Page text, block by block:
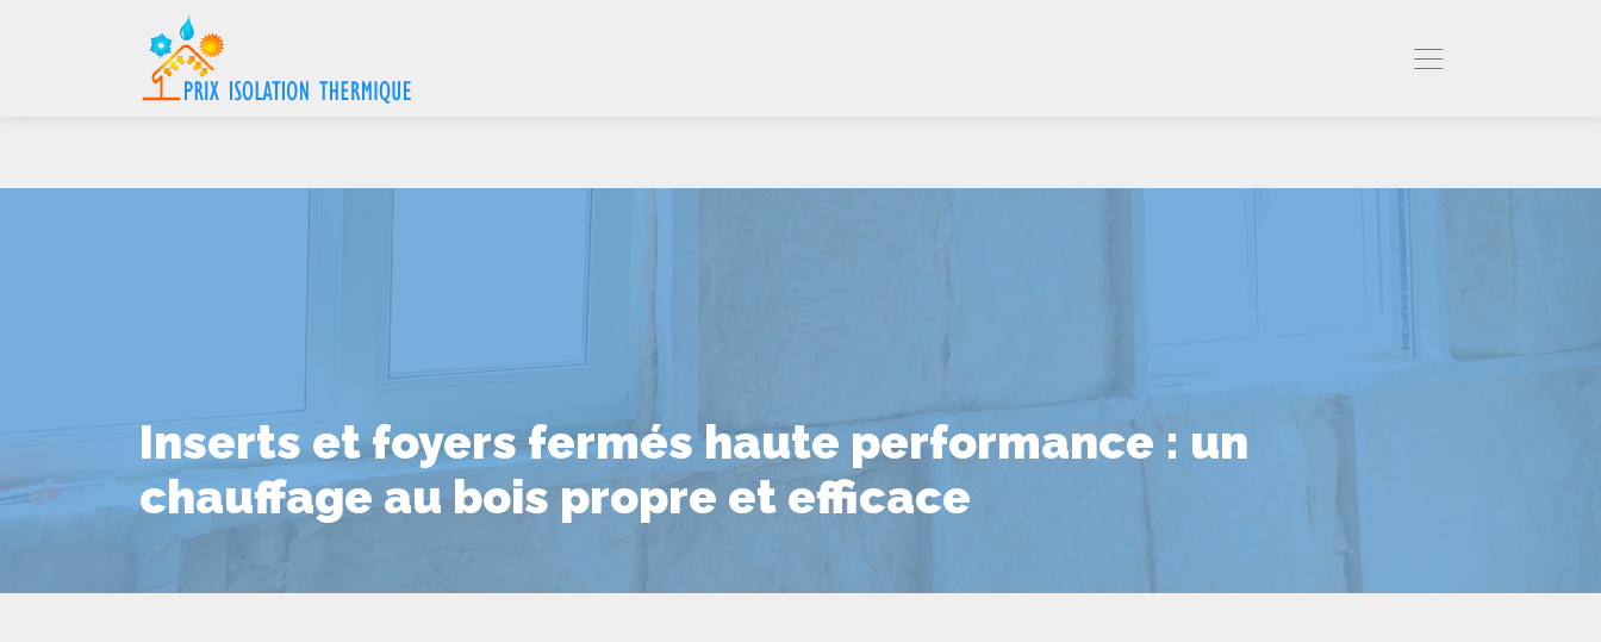
Inserts et foyers fermés haute performance : un
chauffage au bois propre et efficace